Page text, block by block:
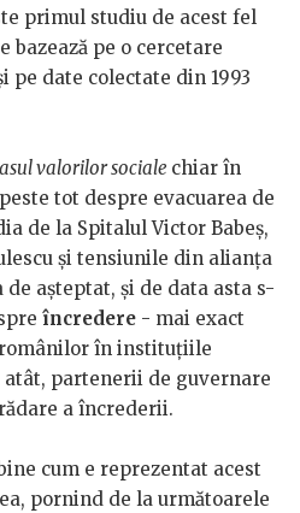
primul studiu de acest fel
bazează pe o cercetare
pe date colectate din 1993
valorilor sociale chiar în
tot despre evacuarea de
de la Spitalul Victor Babeș,
și tensiunile din alianța
de așteptat, și de data asta s-
încredere - mai exact
în instituțiile
partenerii de guvernare
a încrederii.
cum e reprezentat acest
pornind de la următoarele